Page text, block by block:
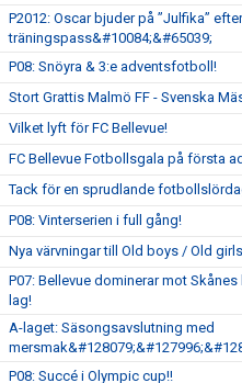
P2012: Oscar bjuder på ”Julfika”
träningspass&#10084;&#65039;
P08: Snöyra & 3:e adventsfotboll!
Stort Grattis Malmö FF - Svenska
Vilket lyft för FC Bellevue!
FC Bellevue Fotbollsgala på första
Tack för en sprudlande
P08: Vinterserien i full gång!
Nya värvningar till Old boys / Old
P07: Bellevue dominerar mot
lag!
A-laget: Säsongsavslutning med
P08: Succé i Olympic cup!!